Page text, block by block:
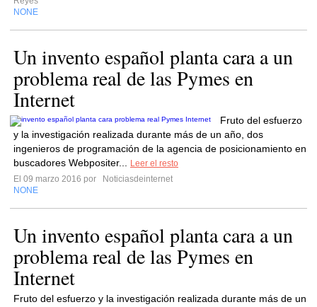
NONE
Un invento español planta cara a un
problema real de las Pymes en
Internet
Fruto del esfuerzo
y la investigación realizada durante más de un año, dos
ingenieros de programación de la agencia de posicionamiento en
buscadores Webpositer...
Leer el resto
El 09 marzo 2016 por
Noticiasdeinternet
NONE
Un invento español planta cara a un
problema real de las Pymes en
Internet
Fruto del esfuerzo y la investigación realizada durante más de un